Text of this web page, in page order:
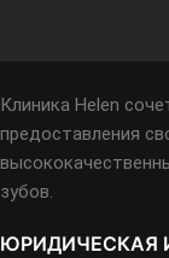
Клиника Helen
предоставления
зубов.
ЮРИДИЧЕСКАЯ